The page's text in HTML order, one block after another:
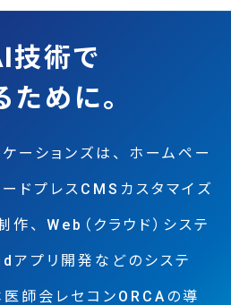
技術で
めに。
ーションズは、 ホームペー
ドプレスCMSカスタマイズ
作、 Web（クラウド）システ
プリ開発などのシステ
医師会レセコンORCAの導